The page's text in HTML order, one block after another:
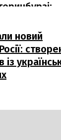
новий
із